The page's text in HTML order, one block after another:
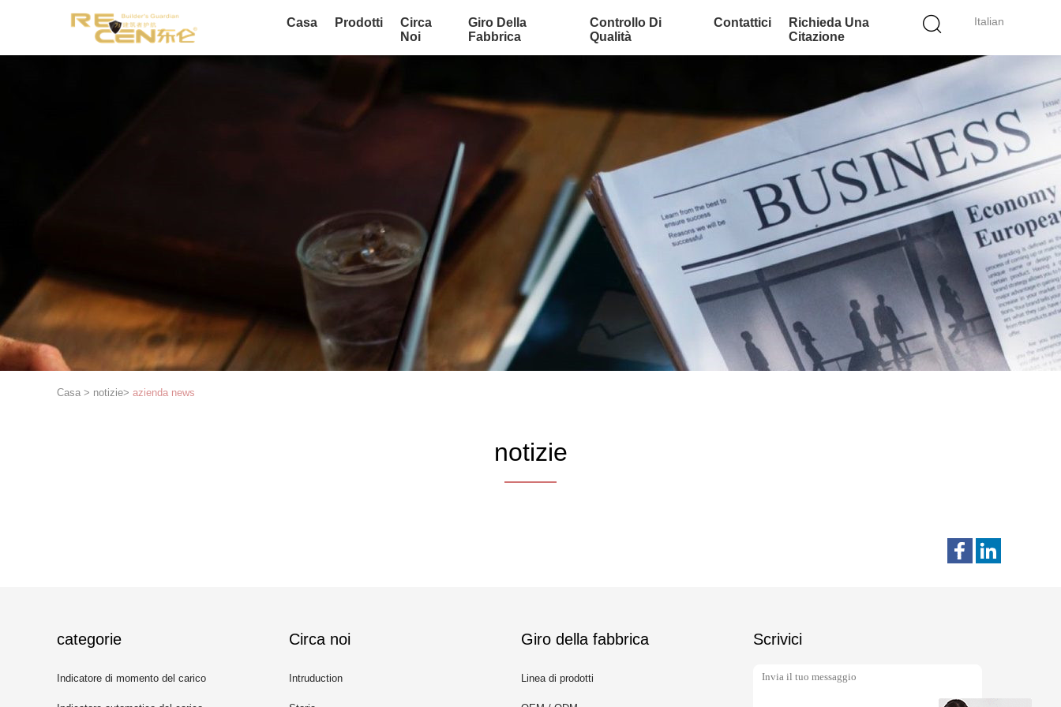
Italian
Casa Prodotti
Circa
Noi
Giro Della
Fabbrica
Controllo Di
Qualità
Contattici
Richieda Una
Citazione
Casa > notizie> azienda news
notizie
categorie
Indicatore di momento del carico
Circa noi
Intruduction
Giro della fabbrica
Linea di prodotti
Scrivici